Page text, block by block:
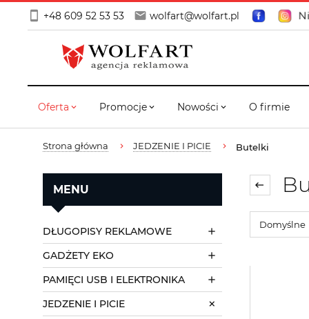
+48 609 52 53 53 wolfart@wolfart.pl
Oferta Promocje Nowości O firmie
Strona główna JEDZENIE I PICIE Butelki
MENU
DŁUGOPISY REKLAMOWE
GADŻETY EKO
PAMIĘCI USB I ELEKTRONIKA
JEDZENIE I PICIE